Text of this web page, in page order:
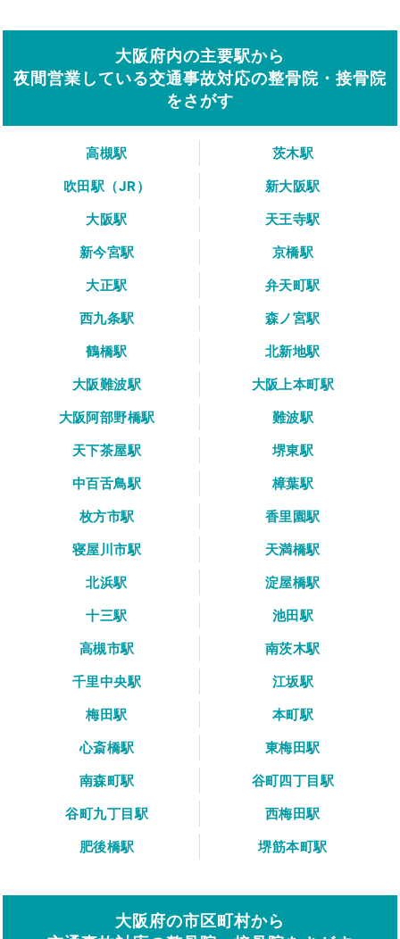
大阪府内の主要駅から
夜間営業している交通事故対応の整骨院・接骨院
をさがす
高槻駅
茨木駅
吹田駅（JR）
新大阪駅
大阪駅
天王寺駅
新今宮駅
京橋駅
大正駅
弁天町駅
西九条駅
森ノ宮駅
鶴橋駅
北新地駅
大阪難波駅
大阪上本町駅
大阪阿部野橋駅
難波駅
天下茶屋駅
堺東駅
中百舌鳥駅
樟葉駅
枚方市駅
香里園駅
寝屋川市駅
天満橋駅
北浜駅
淀屋橋駅
十三駅
池田駅
高槻市駅
南茨木駅
千里中央駅
江坂駅
梅田駅
本町駅
心斎橋駅
東梅田駅
南森町駅
谷町四丁目駅
谷町九丁目駅
西梅田駅
肥後橋駅
堺筋本町駅
大阪府の市区町村から